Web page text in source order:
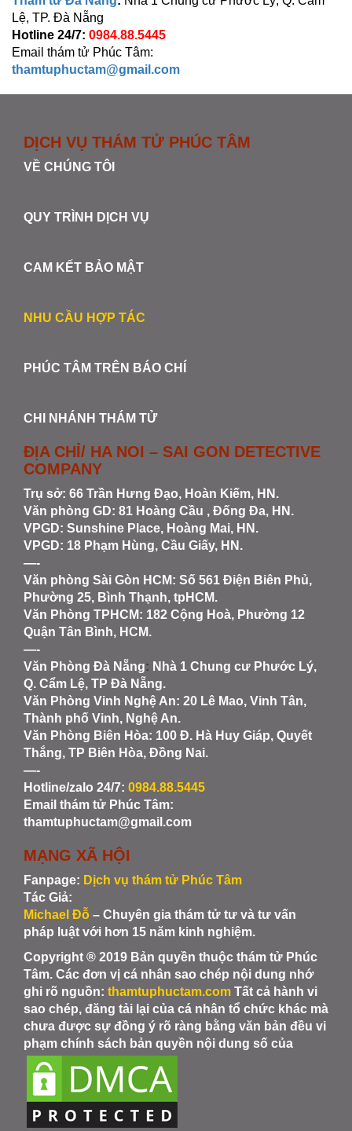
Lệ, TP. Đà Nẵng
Hotline 24/7: 0984.88.5445
Email thám tử Phúc Tâm:
thamtuphuctam@gmail.com
DỊCH VỤ THÁM TỬ PHÚC TÂM
VỀ CHÚNG TÔI
QUY TRÌNH DỊCH VỤ
CAM KẾT BẢO MẬT
NHU CẦU HỢP TÁC
PHÚC TÂM TRÊN BÁO CHÍ
CHI NHÁNH THÁM TỬ
ĐỊA CHỈ/ HA NOI – SAI GON DETECTIVE
COMPANY
Trụ sở: 66 Trần Hưng Đạo, Hoàn Kiếm, HN.
Văn phòng GD: 81 Hoàng Cầu , Đống Đa, HN.
VPGD: Sunshine Place, Hoàng Mai, HN.
VPGD: 18 Phạm Hùng, Cầu Giấy, HN.
—-
Văn phòng Sài Gòn HCM: Số 561 Điện Biên Phủ,
Phường 25, Bình Thạnh, tpHCM.
Văn Phòng TPHCM: 182 Cộng Hoà, Phường 12
Quận Tân Bình, HCM.
—-
Văn Phòng Đà Nẵng: Nhà 1 Chung cư Phước Lý,
Q. Cẩm Lệ, TP Đà Nẵng.
Văn Phòng Vinh Nghệ An: 20 Lê Mao, Vinh Tân,
Thành phố Vinh, Nghệ An.
Văn Phòng Biên Hòa: 100 Đ. Hà Huy Giáp, Quyết
Thắng, TP Biên Hòa, Đồng Nai.
—-
Hotline/zalo 24/7: 0984.88.5445
Email thám tử Phúc Tâm:
thamtuphuctam@gmail.com
MẠNG XÃ HỘI
Fanpage: Dịch vụ thám tử Phúc Tâm
Tác Giả:
Michael Đỗ – Chuyên gia thám tử tư và tư vấn
pháp luật với hơn 15 năm kinh nghiệm.
Copyright ® 2019 Bản quyền thuộc thám tử Phúc
Tâm. Các đơn vị cá nhân sao chép nội dung nhớ
ghi rõ nguồn: thamtuphuctam.com Tất cả hành vi
sao chép, đăng tải lại của cá nhân tổ chức khác mà
chưa được sự đồng ý rõ ràng bằng văn bản đều vi
phạm chính sách bản quyền nội dung số của